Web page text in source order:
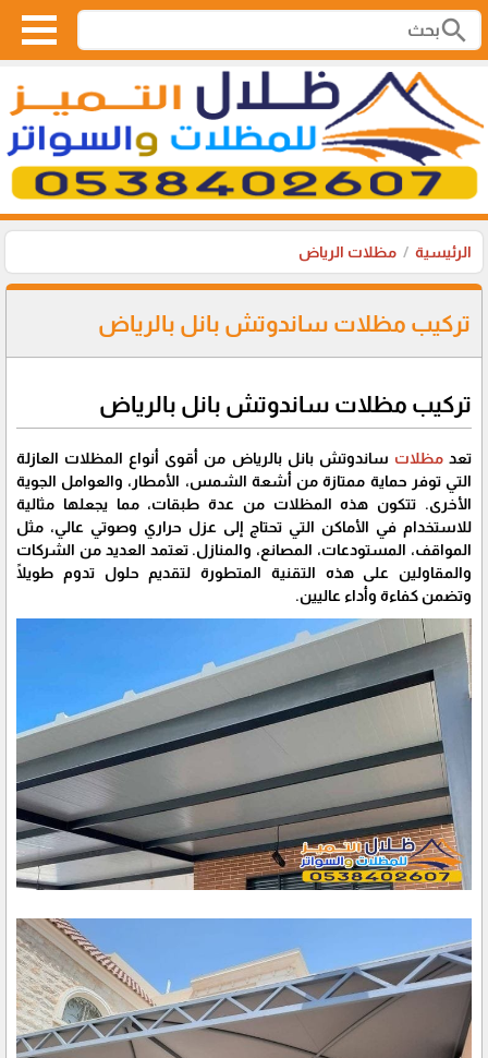
search
الرئيسية مظلات الرياض
تركيب مظلات ساندوتش بانل بالرياض
تركيب مظلات ساندوتش بانل بالرياض
تعدمظلات ساندوتش بانل بالرياض من أقوى أنواع المظلات العازلة
التي توفر حماية ممتازة من أشعة الشمس، الأمطار، والعوامل الجوية
الأخرى. تتكون هذه المظلات من عدة طبقات، مما يجعلها مثالية
للاستخدام في الأماكن التي تحتاج إلى عزل حراري وصوتي عالي، مثل
المواقف، المستودعات، المصانع، والمنازل. تعتمد العديد من الشركات
والمقاولين على هذه التقنية المتطورة لتقديم حلول تدوم طويلًا
وتضمن كفاءة وأداء عاليين.